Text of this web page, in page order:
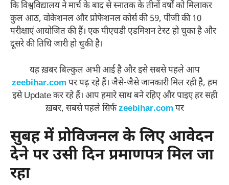
कि विश्वविद्यालय ने मार्च के बाद से स्नातक के तीनों वर्षों को मिलाकर
कुल आठ, वोकेशनल और प्रोफेशनल कोर्स की 59, पीजी की 10
परीक्षाएं आयोजित की हैं। एक पीएचडी एडमिशन टेस्ट हो चुका है और
दूसरे की तिथि जारी हो चुकी है।
यह ख़बर बिल्कुल अभी आई है और इसे सबसे पहले आप
zeebihar.com पर पढ़ रहे हैं। जैसे-जैसे जानकारी मिल रही है, हम
इसे Update कर रहे हैं। आप हमारे साथ बने रहिए और पाइए हर सही
ख़बर, सबसे पहले सिर्फzeebihar.com पर
सुबह में प्रोविजनल के लिए आवेदन
देने पर उसी दिन प्रमाणपत्र मिल जा
रहा